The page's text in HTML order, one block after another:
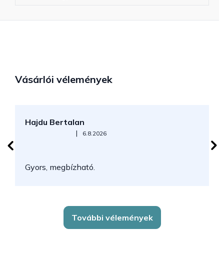
Vásárlói vélemények
Hajdu Bertalan
Az áruház értékelése 5-ből 5 csillag.
| 6.8.2026
Gyors, megbízható.
További vélemények